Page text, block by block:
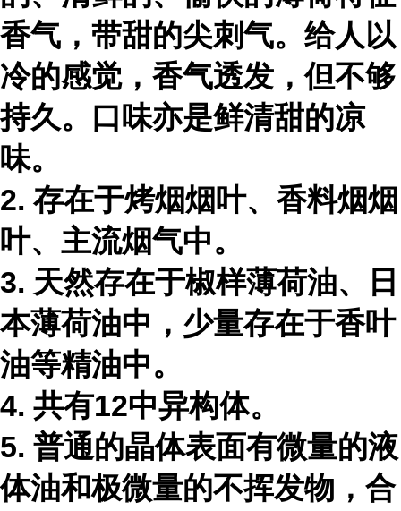
香气，带甜的尖刺气。给人以
冷的感觉，香气透发，但不够
持久。口味亦是鲜清甜的凉
味。
2. 存在于烤烟烟叶、香料烟烟
叶、主流烟气中。
3. 天然存在于椒样薄荷油、日
本薄荷油中，少量存在于香叶
油等精油中。
4. 共有12中异构体。
5. 普通的晶体表面有微量的液
体油和极微量的不挥发物，合